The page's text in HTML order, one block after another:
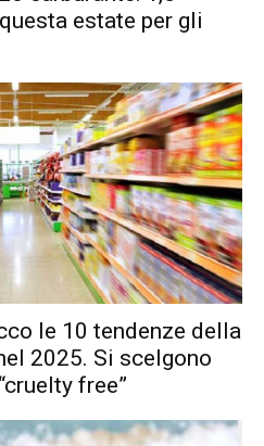
estate per gli
le 10 tendenze della
2025. Si scelgono
free”